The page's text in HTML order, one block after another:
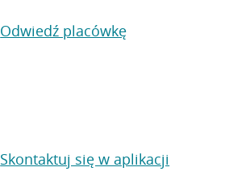
Odwiedź placówkę
Skontaktuj się w aplikacji